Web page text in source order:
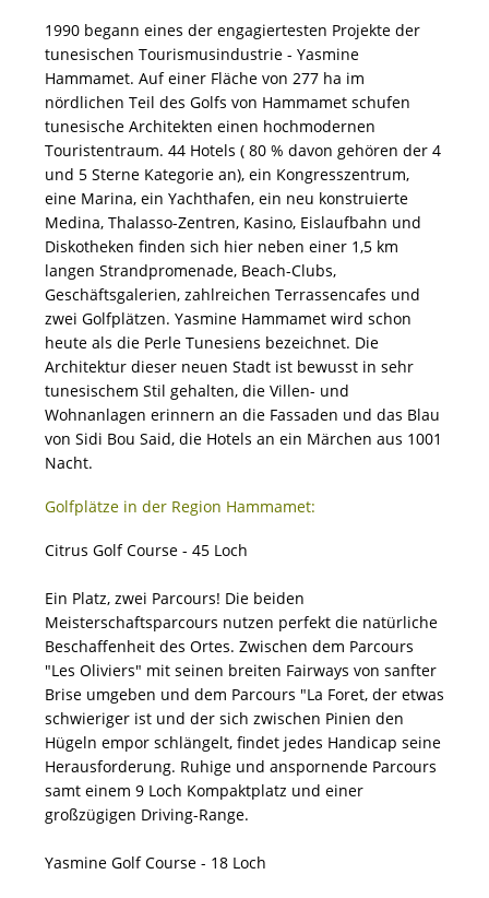
1990 begann eines der engagiertesten Projekte der
tunesischen Tourismusindustrie - Yasmine
Hammamet. Auf einer Fläche von 277 ha im
nördlichen Teil des Golfs von Hammamet schufen
tunesische Architekten einen hochmodernen
Touristentraum. 44 Hotels ( 80 % davon gehören der 4
und 5 Sterne Kategorie an), ein Kongresszentrum,
eine Marina, ein Yachthafen, ein neu konstruierte
Medina, Thalasso-Zentren, Kasino, Eislaufbahn und
Diskotheken finden sich hier neben einer 1,5 km
langen Strandpromenade, Beach-Clubs,
Geschäftsgalerien, zahlreichen Terrassencafes und
zwei Golfplätzen. Yasmine Hammamet wird schon
heute als die Perle Tunesiens bezeichnet. Die
Architektur dieser neuen Stadt ist bewusst in sehr
tunesischem Stil gehalten, die Villen- und
Wohnanlagen erinnern an die Fassaden und das Blau
von Sidi Bou Said, die Hotels an ein Märchen aus 1001
Nacht.
Golfplätze in der Region Hammamet:
Citrus Golf Course - 45 Loch
Ein Platz, zwei Parcours! Die beiden
Meisterschaftsparcours nutzen perfekt die natürliche
Beschaffenheit des Ortes. Zwischen dem Parcours
"Les Oliviers" mit seinen breiten Fairways von sanfter
Brise umgeben und dem Parcours "La Foret, der etwas
schwieriger ist und der sich zwischen Pinien den
Hügeln empor schlängelt, findet jedes Handicap seine
Herausforderung. Ruhige und anspornende Parcours
samt einem 9 Loch Kompaktplatz und einer
großzügigen Driving-Range.
Yasmine Golf Course - 18 Loch